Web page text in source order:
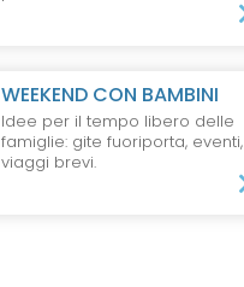
WEEKEND CON BAMBINI
Idee per il tempo libero delle
famiglie: gite fuoriporta, eventi,
viaggi brevi.